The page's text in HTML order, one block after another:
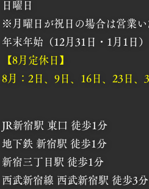
日曜日
※月曜日が祝日の場合は営業い
年末年始（12月31日・1月1日）
【8月定休日】
8月：2日、9日、16日、23日、
JR新宿駅 東口 徒歩1分
地下鉄 新宿駅 徒歩1分
新宿三丁目駅 徒歩1分
西武新宿線 西武新宿駅 徒歩3分